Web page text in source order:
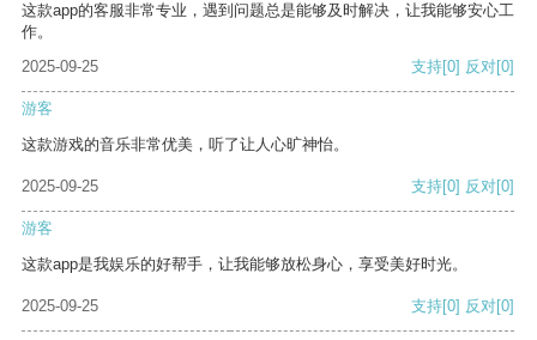
这款app的客服非常专业，遇到问题总是能够及时解决，让我能够安心工
作。
2025-09-25
支持[0] 反对[0]
游客
这款游戏的音乐非常优美，听了让人心旷神怡。
2025-09-25 支持[0] 反对[0]
游客
这款app是我娱乐的好帮手，让我能够放松身心，享受美好时光。
2025-09-25 支持[0] 反对[0]